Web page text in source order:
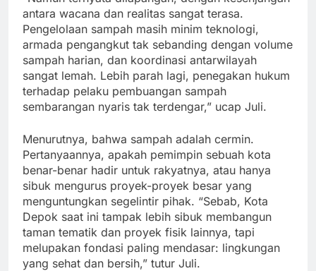
antara wacana dan realitas sangat terasa.
Pengelolaan sampah masih minim teknologi,
armada pengangkut tak sebanding dengan volume
sampah harian, dan koordinasi antarwilayah
sangat lemah. Lebih parah lagi, penegakan hukum
terhadap pelaku pembuangan sampah
sembarangan nyaris tak terdengar,” ucap Juli.
Menurutnya, bahwa sampah adalah cermin.
Pertanyaannya, apakah pemimpin sebuah kota
benar-benar hadir untuk rakyatnya, atau hanya
sibuk mengurus proyek-proyek besar yang
menguntungkan segelintir pihak. “Sebab, Kota
Depok saat ini tampak lebih sibuk membangun
taman tematik dan proyek fisik lainnya, tapi
melupakan fondasi paling mendasar: lingkungan
yang sehat dan bersih,” tutur Juli.